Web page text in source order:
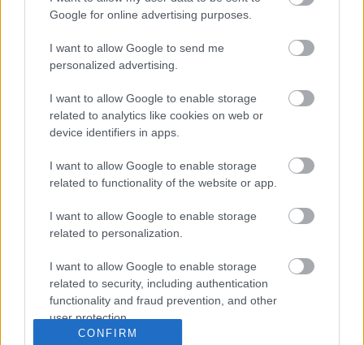
Google for online advertising purposes.
I want to allow Google to send me
personalized advertising.
I want to allow Google to enable storage
related to analytics like cookies on web or
device identifiers in apps.
I want to allow Google to enable storage
related to functionality of the website or app.
I want to allow Google to enable storage
related to personalization.
I want to allow Google to enable storage
related to security, including authentication
functionality and fraud prevention, and other
user protection.
CONFIRM
Felújított üzletet nyitott Szekszárdon az
Auchan
erősítő Pénz7 programsorozat
Amire többmillióan vártunk: szombattól
másodfokúra csökken a riasztás